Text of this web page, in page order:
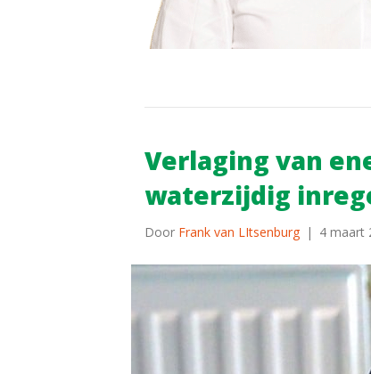
Verlaging van
waterzijdig
Door Frank van LItsenburg | 4 maart